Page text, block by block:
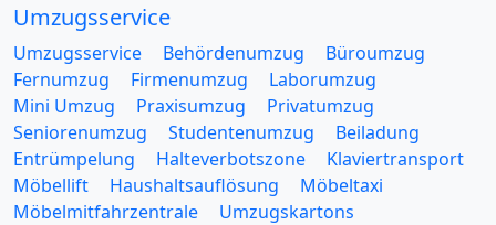
Umzugsservice
Umzugsservice Behördenumzug
Büroumzug
Fernumzug
Firmenumzug
Laborumzug
Mini Umzug
Praxisumzug
Privatumzug
Seniorenumzug
Studentenumzug
Beiladung
Entrümpelung
Halteverbotszone
Klaviertransport
Möbellift
Haushaltsauflösung
Möbeltaxi
Möbelmitfahrzentrale
Umzugskartons